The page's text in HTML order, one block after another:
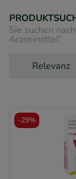
Sie suchen
Arzneimittel“
-29%